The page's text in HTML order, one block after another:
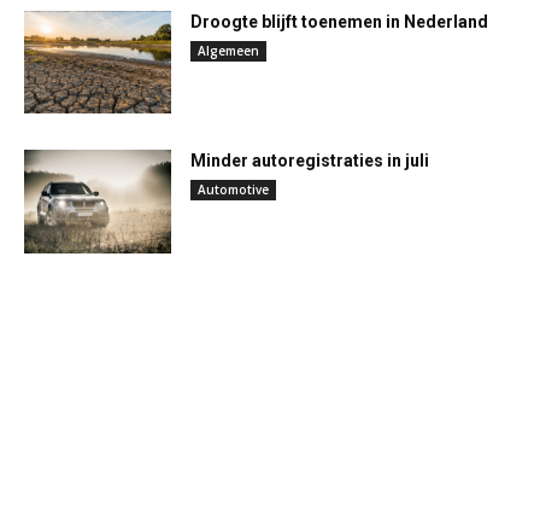
Droogte blijft toenemen in Nederland
Algemeen
Minder autoregistraties in juli
Automotive